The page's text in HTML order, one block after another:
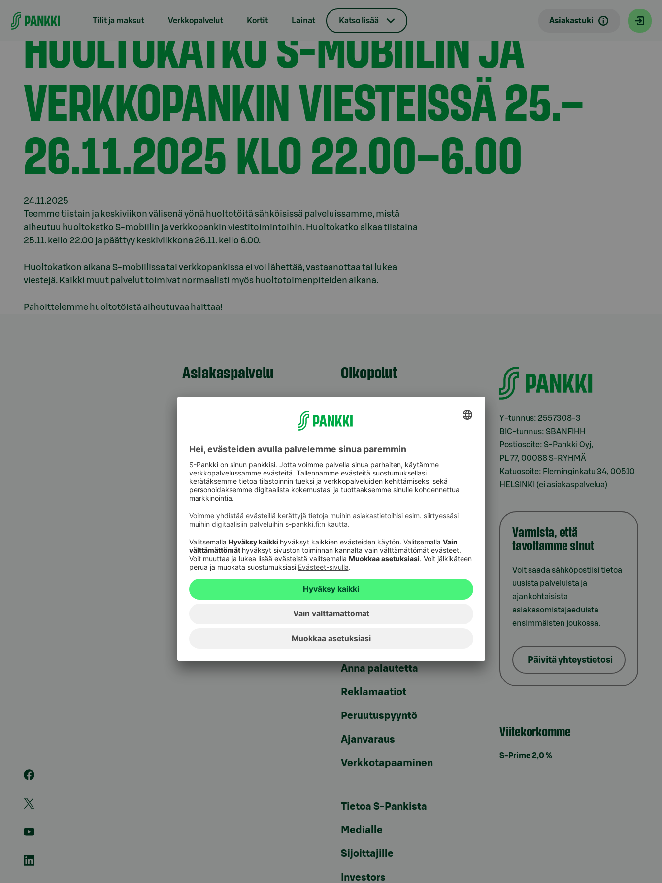
Tilit ja maksut Verkkopalvelut Kortit Lainat Katso lisää Asiakastuki
Huoltokatko S-mobiilin ja verkkopankin viesteissä 25.–26.11.2025 klo 22.00–6.00
HUOLTOKATKO S-MOBIILIN JA
VERKKOPANKIN VIESTEISSÄ 25.–
26.11.2025 KLO 22.00–6.00
24.11.2025
Teemme tiistain ja keskiviikon välisenä yönä huoltotöitä sähköisissä palveluissamme, mistä
aiheutuu huoltokatko S-mobiilin ja verkkopankin viestitoimintoihin. Huoltokatko alkaa tiistaina
25.11. kello 22.00 ja päättyy keskiviikkona 26.11. kello 6.00.
Huoltokatkon aikana S-mobiilissa tai verkkopankissa ei voi lähettää, vastaanottaa tai lukea
viestejä. Kaikki muut palvelut toimivat normaalisti myös huoltotoimenpiteiden aikana.
Pahoittelemme huoltotöistä aiheutuvaa haittaa!
Asiakaspalvelu
Pankkitunnusten
sulkupalvelu 24h
Korttien sulkupalvelu 24h
020 333
Oikopolut
Päivitä asiakastietosi
verkkopankkitunnuksesi
Tule asiakkaaksi
Usein kysyttyä
Turvallinen pankkiasiointi
Tiedotteet
Anna palautetta
Reklamaatiot
Peruutuspyyntö
Ajanvaraus
Verkkotapaaminen
Tietoa S-Pankista
Medialle
Sijoittajille
Investors
Y-tunnus: 2557308-3
BIC-tunnus: SBANFIHH
Postiosoite: S-Pankki Oyj,
PL 77, 00088 S-RYHMÄ
Katuosoite: Fleminginkatu 34, 00510
HELSINKI (ei asiakaspalvelua)
Varmista, että
tavoitamme sinut
Voit saada sähköpostiisi tietoa
uusista palveluista ja
ajankohtaisista
asiakasomistajaeduista
ensimmäisten joukossa.
Päivitä yhteystietosi
Viitekorkomme
S-Prime 2,0 %